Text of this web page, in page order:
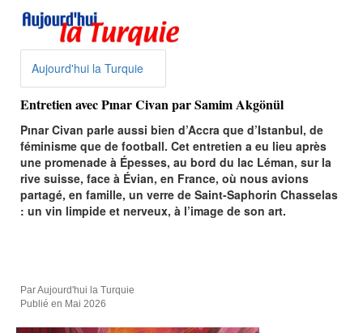
Aujourd'hui la Turquie
Entretien avec Pınar Civan par Samim Akgönül
Pınar Civan parle aussi bien d’Accra que d’Istanbul, de
féminisme que de football. Cet entretien a eu lieu après
une promenade à Épesses, au bord du lac Léman, sur la
rive suisse, face à Évian, en France, où nous avions
partagé, en famille, un verre de Saint-Saphorin Chasselas
: un vin limpide et nerveux, à l’image de son art.
Par Aujourd'hui la Turquie
Publié en Mai 2026